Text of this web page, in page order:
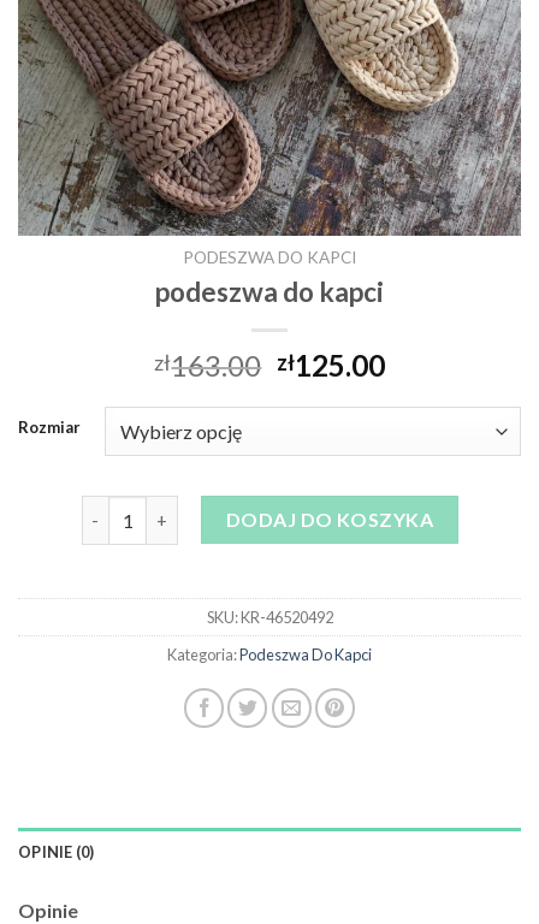
PODESZWA DO KAPCI
podeszwa do kapci
zł163.00 zł125.00
Rozmiar
ilość podeszwa do kapciDODAJ DO KOSZYKA
SKU:KR-46520492
Kategoria:Podeszwa Do Kapci
OPINIE (0)
Opinie